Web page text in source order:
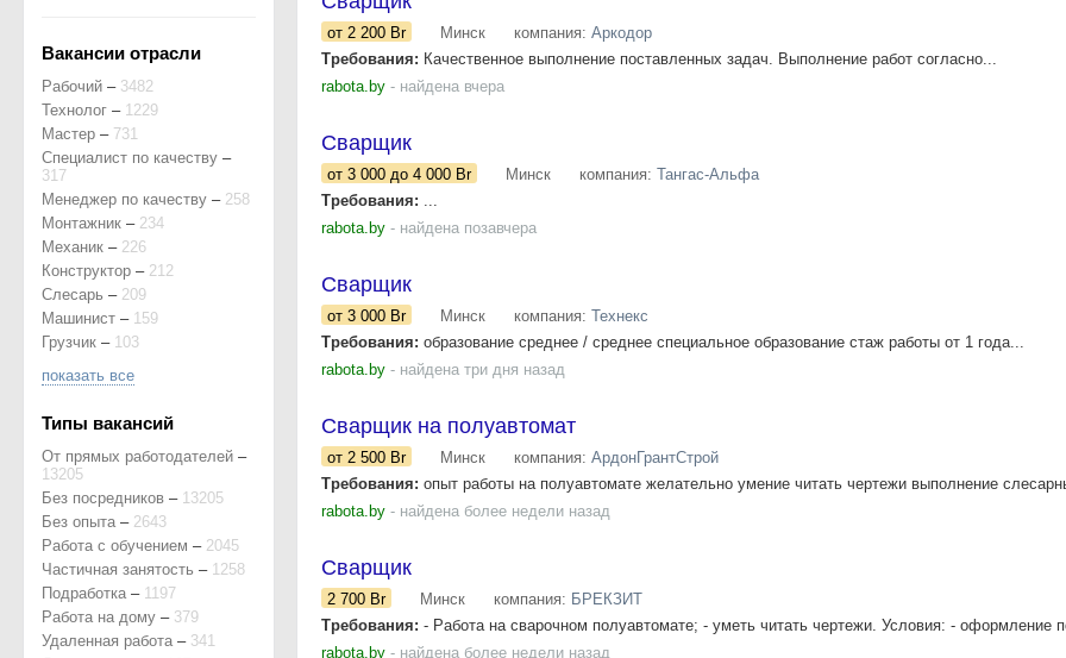
от 2 200 Br Минск компания: Аркодор
Требования: Качественное выполнение поставленных задач. Выполнение работ согласно...
rabota.by - найдена вчера
Сварщик
от 3 000 до 4 000 Br Минск компания: Тангас-Альфа
Требования: ...
rabota.by - найдена позавчера
Сварщик
от 3 000 Br Минск компания: Технекс
Требования: образование среднее / среднее специальное образование стаж работы от 1 года...
rabota.by - найдена три дня назад
Сварщик на полуавтомат
от 2 500 Br Минск компания: АрдонГрантСтрой
Требования: опыт работы на полуавтомате желательно умение читать чертежи выполнение
rabota.by - найдена более недели назад
Сварщик
2 700 Br Минск компания: БРЕКЗИТ
Требования: - Работа на сварочном полуавтомате; - уметь читать чертежи. Условия: - оформление
rabota.by - найдена более недели назад
Вакансии отрасли
Рабочий – 3482
Технолог – 1229
Мастер – 731
Специалист по качеству –
317
Менеджер по качеству – 258
Монтажник – 234
Механик – 226
Конструктор – 212
Слесарь – 209
Машинист – 159
Грузчик – 103
показать все
Типы вакансий
От прямых работодателей –
13205
Без посредников – 13205
Без опыта – 2643
Работа с обучением – 2045
Частичная занятость – 1258
Подработка – 1197
Работа на дому – 379
Удаленная работа – 341